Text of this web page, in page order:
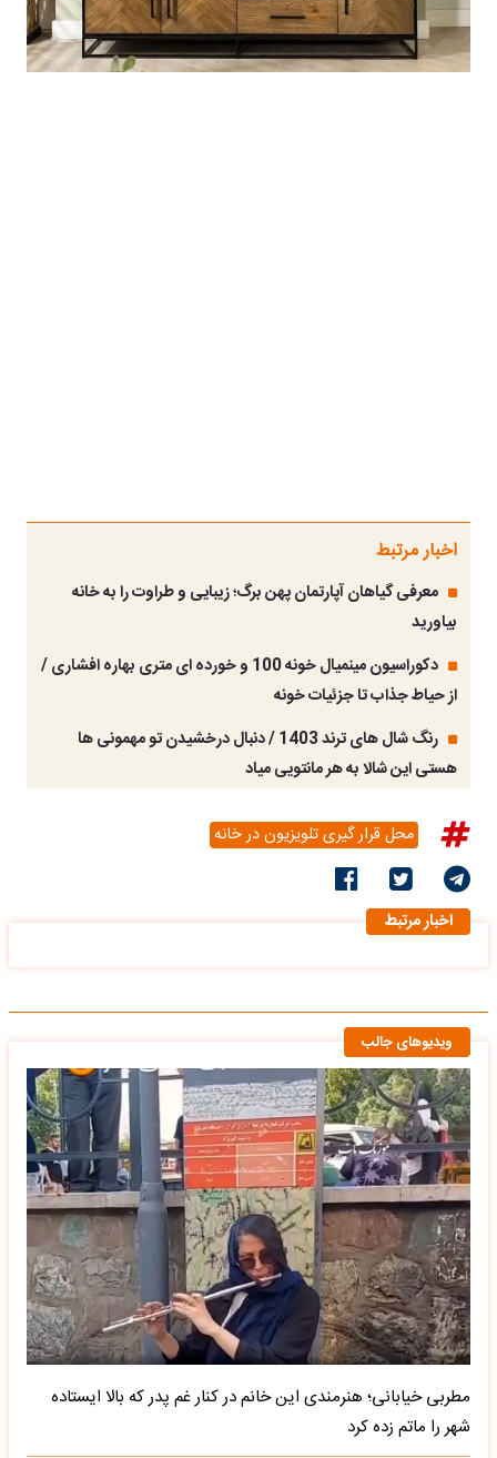
اخبار مرتبط
معرفی گیاهان آپارتمان پهن برگ؛ زیبایی و طراوت را به خانه
بیاورید
دکوراسیون مینمیال خونه 100 و خورده ای متری بهاره افشاری /
از حیاط جذاب تا جزئیات خونه
رنگ شال های ترند 1403 / دنبال درخشیدن تو مهمونی ها
هستی این شالا به هر مانتویی میاد
محل قرار گیری تلویزیون در خانه
اخبار مرتبط
ویدیوهای جالب
مطربی خیابانی؛ هنرمندی این خانم در کنار غم پدر که بالا ایستاده
شهر را ماتم زده کرد